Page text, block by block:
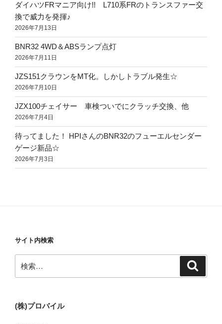
ダイハツFRマニア向け!! L710系FRのトランスファー交
換で威力を発揮♪
2026年7月13日
BNR32 4WD＆ABSランプ点灯
2026年7月11日
JZS151クラウンをMT化。しかしトラブル発生☆
2026年7月10日
JZX100チェイサー 車検ついでにクラッチ交換、他
2026年7月4日
待ってました！ HPIさんのBNR32のフューエルセンダー
ゲージ新品☆
2026年7月3日
サイト内検索
索:
(株)プロバイル